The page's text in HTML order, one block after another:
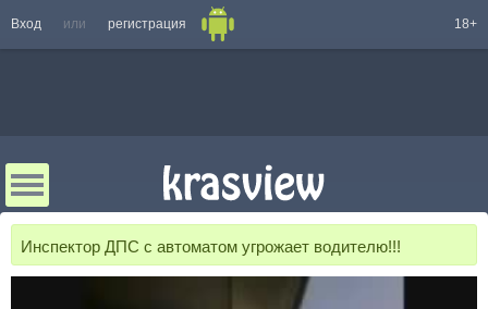
Вход или регистрация 18+
Инспектор ДПС с автоматом угрожает водителю!!!